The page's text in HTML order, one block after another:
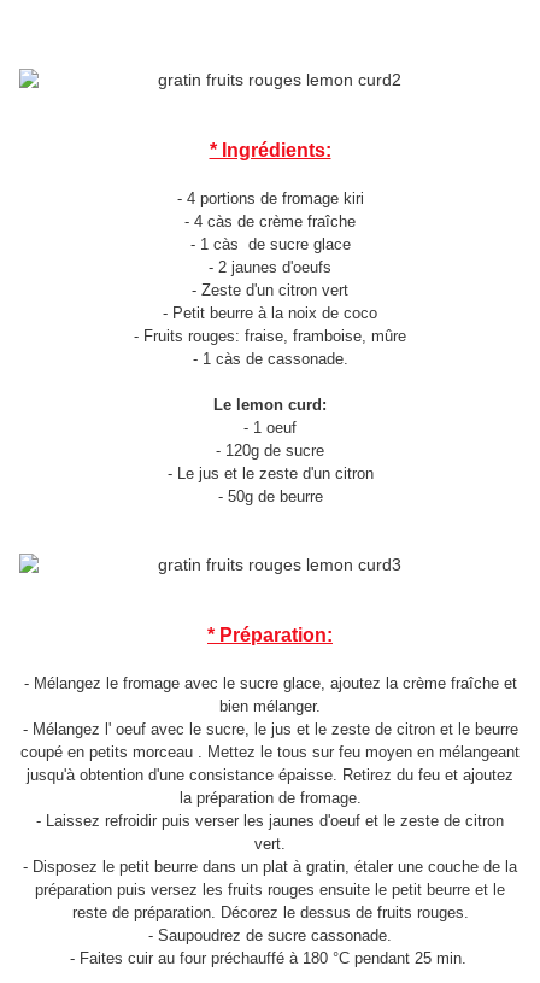
* Ingrédients:
- 4 portions de fromage kiri
- 4 càs de crème fraîche
- 1 càs de sucre glace
- 2 jaunes d'oeufs
- Zeste d'un citron vert
- Petit beurre à la noix de coco
- Fruits rouges: fraise, framboise, mûre
- 1 càs de cassonade.
Le lemon curd:
- 1 oeuf
- 120g de sucre
- Le jus et le zeste d'un citron
- 50g de beurre
* Préparation:
- Mélangez le fromage avec le sucre glace, ajoutez la crème fraîche et
bien mélanger.
- Mélangez l' oeuf avec le sucre, le jus et le zeste de citron et le beurre
coupé en petits morceau . Mettez le tous sur feu moyen en mélangeant
jusqu'à obtention d'une consistance épaisse. Retirez du feu et ajoutez
la préparation de fromage.
- Laissez refroidir puis verser les jaunes d'oeuf et le zeste de citron
vert.
- Disposez le petit beurre dans un plat à gratin, étaler une couche de la
préparation puis versez les fruits rouges ensuite le petit beurre et le
reste de préparation. Décorez le dessus de fruits rouges.
- Saupoudrez de sucre cassonade.
- Faites cuir au four préchauffé à 180 °C pendant 25 min.